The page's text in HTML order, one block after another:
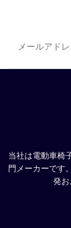
当社は電動車椅
門メーカーです
発お